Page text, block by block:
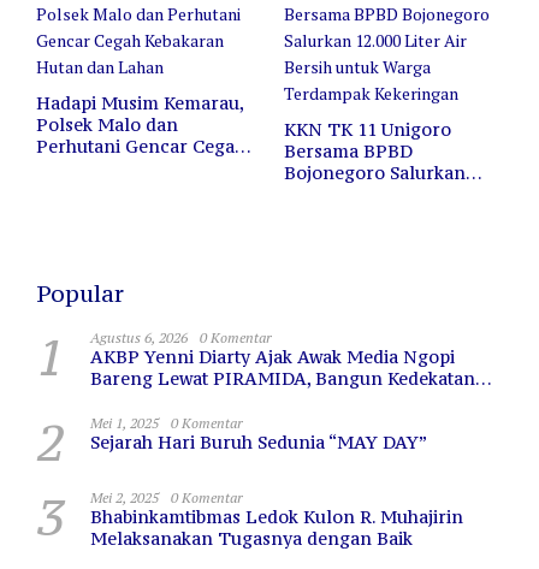
Hadapi Musim Kemarau,
Polsek Malo dan
Perhutani Gencar Cegah
KKN TK 11 Unigoro
Bersama BPBD
Bojonegoro Salurkan
Popular
1 Agustus 6, 2026 0 Komentar
AKBP Yenni Diarty Ajak Awak Media Ngopi
Bareng Lewat PIRAMIDA, Bangun Kedekatan
2 Mei 1, 2025 0 Komentar
Sejarah Hari Buruh Sedunia “MAY DAY”
3 Mei 2, 2025 0 Komentar
Bhabinkamtibmas Ledok Kulon R. Muhajirin
Melaksanakan Tugasnya dengan Baik